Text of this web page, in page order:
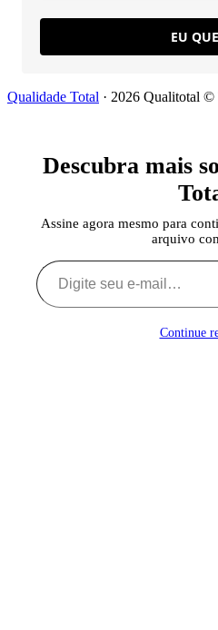
EU
Qualidade Total · 2026 Qualitotal ©
Descubra mais
Assine agora mesmo para
arquivo
Digite seu e-mail…
Continue